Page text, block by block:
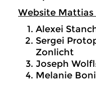
Website Mattias
Alexei
⁠Sergei
Zonlicht
Joseph
⁠Melanie